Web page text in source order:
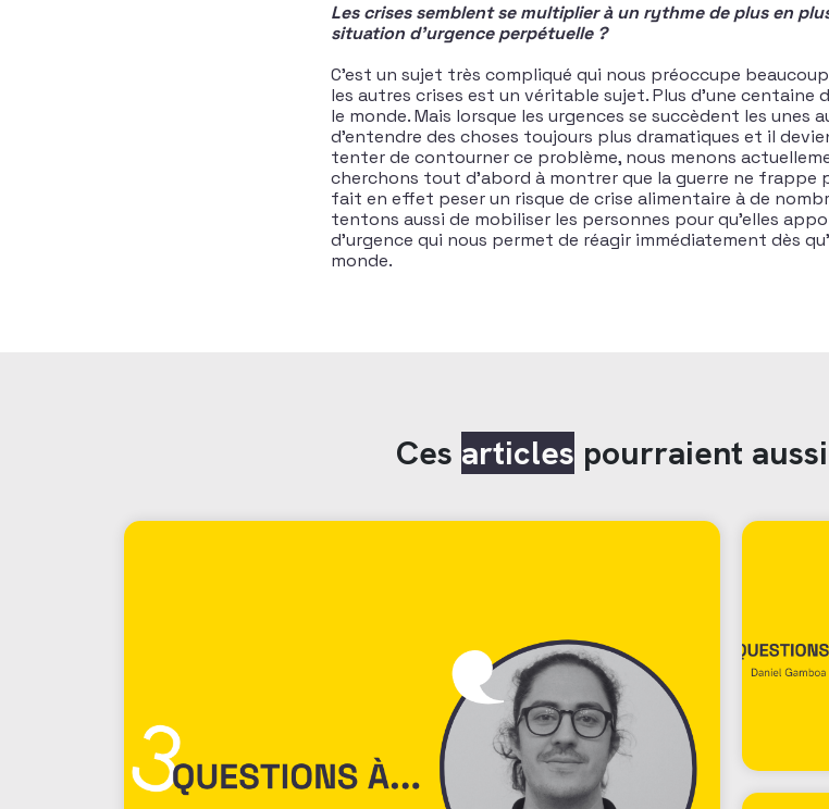
Les crises semblent se multiplier à un rythme de plus en
situation d’urgence perpétuelle ?
C’est un sujet très compliqué qui nous préoccupe
les autres crises est un véritable sujet. Plus d’une
le monde. Mais lorsque les urgences se succèdent les unes
d’entendre des choses toujours plus dramatiques et il
tenter de contourner ce problème, nous menons
cherchons tout d’abord à montrer que la guerre ne frappe
fait en effet peser un risque de crise alimentaire à de
tentons aussi de mobiliser les personnes pour qu’elles
d’urgence qui nous permet de réagir immédiatement dès
monde.
Ces articles pourraient